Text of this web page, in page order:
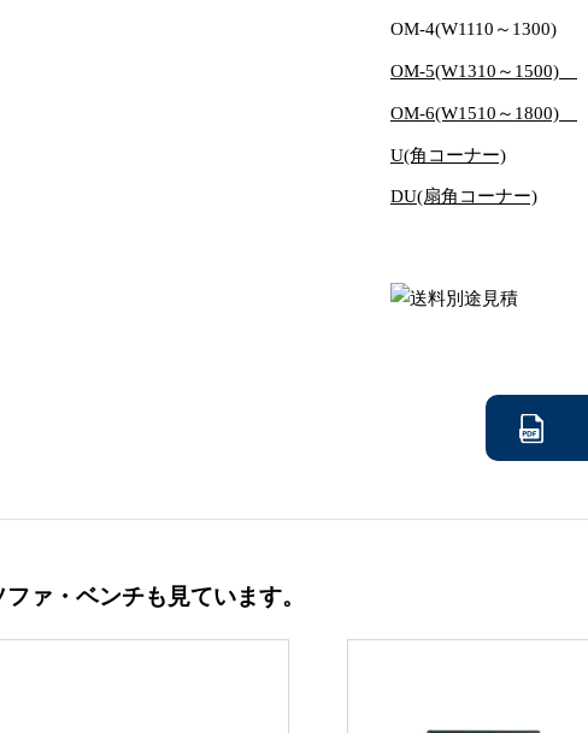
OM-4(W1110～1300)
OM-5(W1310～1500)
OM-6(W1510～1800)
U(角コーナー)
DU(扇角コーナー)
ァ・ベンチも見ています。